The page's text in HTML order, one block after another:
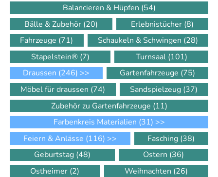
Balancieren & Hüpfen (54)
Bälle & Zubehör (20) Erlebnistücher (8)
Fahrzeuge (71) Schaukeln & Schwingen (28)
Stapelstein® (7) Turnsaal (101)
Draussen (246) >> Gartenfahrzeuge (75)
Möbel für draussen (74) Sandspielzeug (37)
Zubehör zu Gartenfahrzeuge (11)
Farbenkreis Materialien (31) >>
Feiern & Anlässe (116) >> Fasching (38)
Geburtstag (48) Ostern (36)
Ostheimer (2) Weihnachten (26)